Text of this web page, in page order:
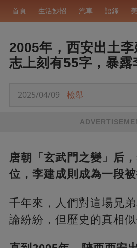
首頁 生活妙招 汽車 語錄
2005年，西安出土
志上刻有55字，暴露
2025/04/09 檢舉
唐朝「玄武門之變」后
位，李建成則成為一段被
千年來，人們對這場兄
論紛紛，但歷史的真相似